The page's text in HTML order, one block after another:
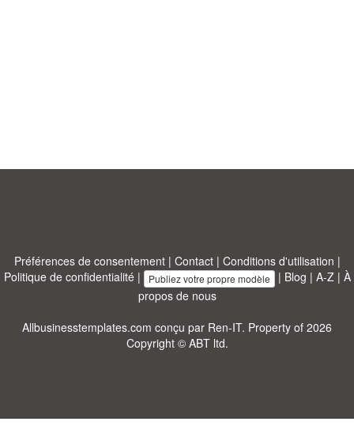
Préférences de consentement| Contact| Conditions d'utilisation |
Politique de confidentialité| Publiez votre propre modèle | Blog | A-Z| À
propos de nous
Allbusinesstemplates.com conçu par Ren-IT. Property of 2026
Copyright © ABT ltd.